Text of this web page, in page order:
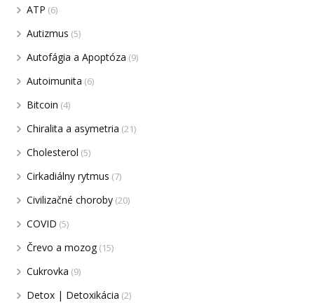
ATP (6)
Autizmus (5)
Autofágia a Apoptóza (9)
Autoimunita (6)
Bitcoin (4)
Chiralita a asymetria (21)
Cholesterol (5)
Cirkadiálny rytmus (7)
Civilizačné choroby (20)
COVID (5)
Črevo a mozog (15)
Cukrovka (9)
Detox | Detoxikácia (2)